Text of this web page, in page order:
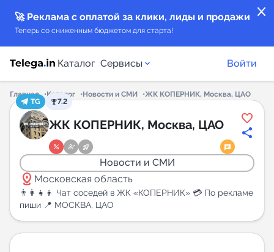
close
🚀 Реклама с оплатой за клики, лиды и продажи
Теперь со сниженным бюджетом для старта!
Каталог Сервисы
Каталог каналов
Каталог ботов
Горящие предложения
Индекс читаемости каналов в Telegram
New
Войти
Главная Каталог Новости и СМИ
ЖК КОПЕРНИК, Москва, ЦАО
TG
7.2
ЖК КОПЕРНИК, Москва, ЦАО
Новости и СМИ
distance Московская область
👨‍👩‍👧‍👦 Чат соседей в ЖК «КОПЕРНИК» 💳 По рекламе
пиши 📍 МОСКВА, ЦАО